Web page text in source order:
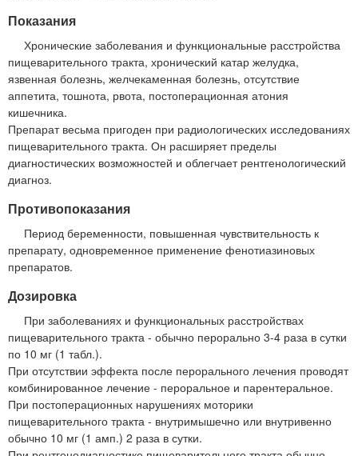
Показания
Хронические заболевания и функциональные расстройства
пищеварительного тракта, хронический катар желудка,
язвенная болезнь, желчекаменная болезнь, отсутствие
аппетита, тошнота, рвота, постоперационная атония
кишечника.
Препарат весьма пригоден при радиологических исследованиях
пищеварительного тракта. Он расширяет пределы
диагностических возможностей и облегчает рентгенологический
диагноз.
Противопоказания
Период беременности, повышенная чувствительность к
препарату, одновременное применение фенотиазиновых
препаратов.
Дозировка
При заболеваниях и функциональных расстройствах
пищеварительного тракта - обычно перорально 3-4 раза в сутки
по 10 мг (1 табл.).
При отсутствии эффекта после перорального лечения проводят
комбинированное лечение - пероральное и парентеральное.
При постоперационных нарушениях моторики
пищеварительного тракта - внутримышечно или внутривенно
обычно 10 мг (1 амп.) 2 раза в сутки.